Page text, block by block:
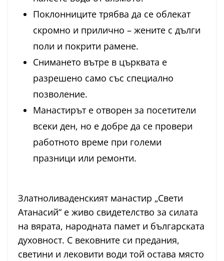
Поклонниците трябва да се облекат
скромно и прилично – жените с дълги
поли и покрити рамене.
Снимането вътре в църквата е
разрешено само със специално
позволение.
Манастирът е отворен за посетители
всеки ден, но е добре да се провери
работното време при големи
празници или ремонти.
Златноливаденският манастир „Свети
Атанасий“ е живо свидетелство за силата
на вярата, народната памет и българската
духовност. С вековните си предания,
светини и лековити води той остава място